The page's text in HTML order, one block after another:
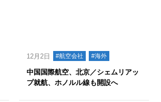
12月2日 #航空会社 #海外
中国国際航空、北京／シェムリアッ
プ就航、ホノルル線も開設へ